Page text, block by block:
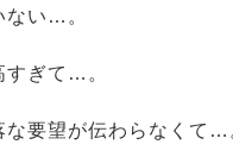
ない…。
すぎて…。
要望が伝わらなくて…